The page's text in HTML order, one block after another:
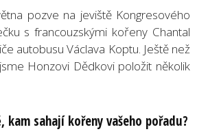
pozve na jeviště Kongresového
s francouzskými kořeny Chantal
autobusu Václava Koptu. Ještě než
Honzovi Dědkovi položit několik
kam sahají kořeny vašeho pořadu?